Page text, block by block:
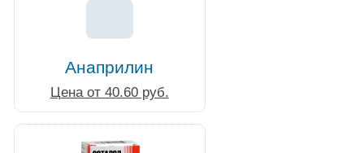
Анаприлин
Цена от 40.60 руб.